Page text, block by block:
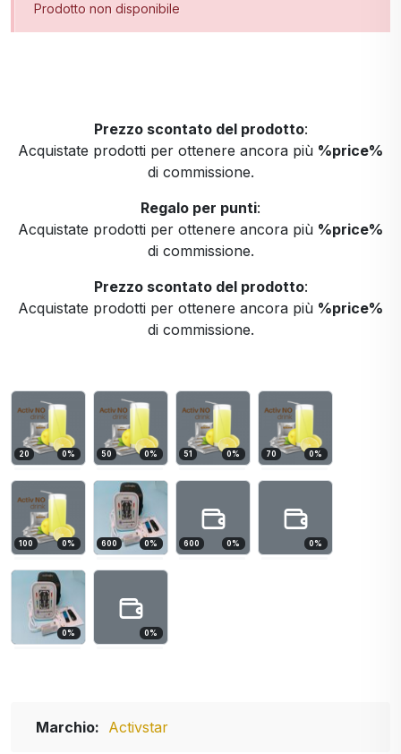
Prodotto non disponibile
Prezzo scontato del prodotto:
Acquistate prodotti per ottenere ancora più %price%
di commissione.
Regalo per punti:
Acquistate prodotti per ottenere ancora più %price%
di commissione.
Prezzo scontato del prodotto:
Acquistate prodotti per ottenere ancora più %price%
di commissione.
20 0% 50 0% 51 0% 70 0%
100 0% 600 0% 600 0% 0%
0% 0%
Marchio: Activstar